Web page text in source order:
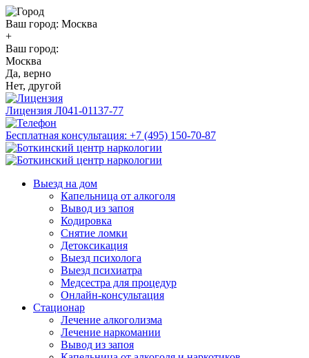
Ваш город: Москва
+
Ваш город:
Москва
Да, верно
Нет, другой
Лицензия Л041-01137-77
Бесплатная консультация: +7 (495) 150-70-87
Выезд на дом
Капельница от алкоголя
Вывод из запоя
Кодировка
Снятие ломки
Детоксикация
Выезд психолога
Выезд психиатра
Медсестра для процедур
Онлайн-консультация
Стационар
Лечение алкоголизма
Лечение наркомании
Вывод из запоя